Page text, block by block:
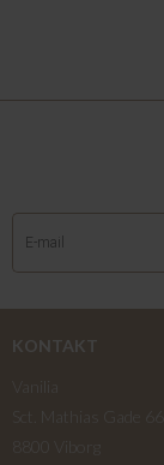
KONTAKT